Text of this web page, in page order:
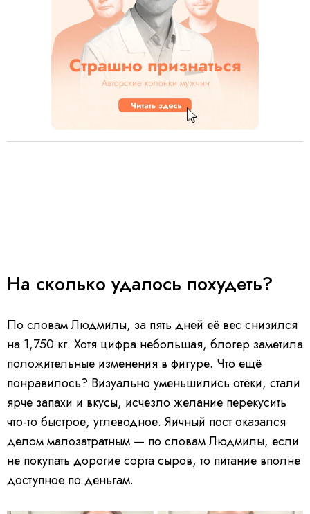
На сколько удалось похудеть?
По словам Людмилы, за пять дней её вес снизился
на 1,750 кг. Хотя цифра небольшая, блогер заметила
положительные изменения в фигуре. Что ещё
понравилось? Визуально уменьшились отёки, стали
ярче запахи и вкусы, исчезло желание перекусить
что-то быстрое, углеводное. Яичный пост оказался
делом малозатратным — по словам Людмилы, если
не покупать дорогие сорта сыров, то питание вполне
доступное по деньгам.